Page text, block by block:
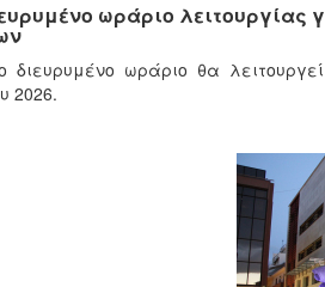
ωράριο λειτουργίας
διευρυμένο ωράριο θα
2026.